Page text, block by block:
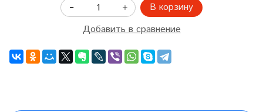
В корзину
Добавить в сравнение